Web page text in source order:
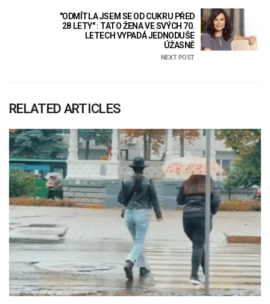
"ODMÍTLA JSEM SE OD CUKRU PŘED
28 LETY" : TATO ŽENA VE SVÝCH 70.
LETECH VYPADÁ JEDNODUŠE
ÚŽASNĚ
NEXT POST
RELATED ARTICLES